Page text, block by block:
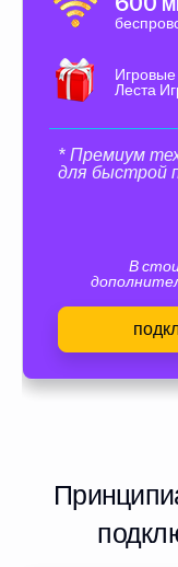
Леста
* Премиум
для быстрой
В